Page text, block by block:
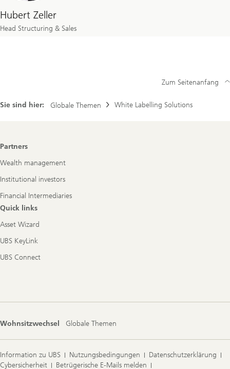
Hubert Zeller
Head Structuring & Sales
Sie sind hier: Globale Themen White Labelling Solutions
Zum Seitenanfang
Footer
Partners
Wealth management
Institutional investors
Financial Intermediaries
Quick links
Asset Wizard
UBS KeyLink
UBS Connect
Wohnsitzwechsel Globale Themen
Information zu UBS Nutzungsbedingungen
Datenschutzerklärung
Cybersicherheit
Betrügerische E-Mails melden